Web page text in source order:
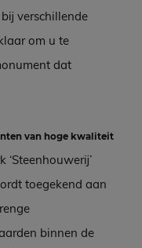
verschillende
om u te
dat
van hoge kwaliteit
toegekend aan
binnen de